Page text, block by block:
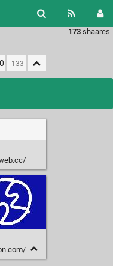
173 shaares